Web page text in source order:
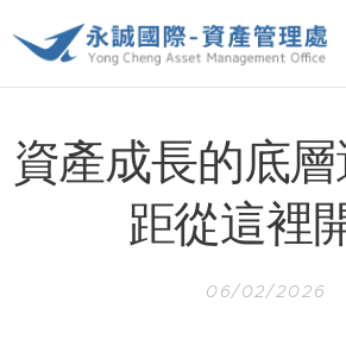
資產成長的底
距從這裡
06/02/2026